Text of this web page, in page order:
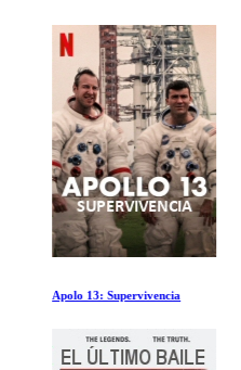
Apolo 13: Supervivencia